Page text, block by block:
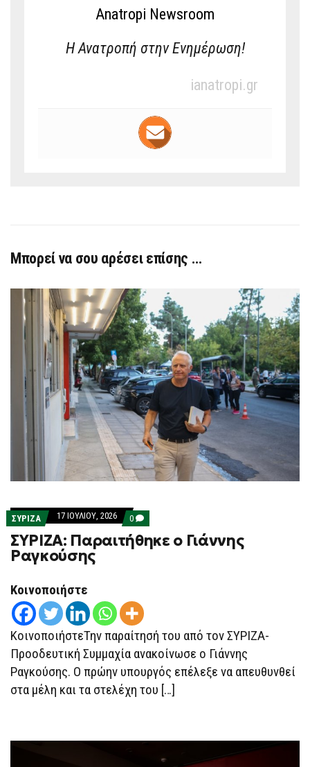
Anatropi Newsroom
Η Ανατροπή στην Ενημέρωση!
ianatropi.gr
Μπορεί να σου αρέσει επίσης …
ΣΥΡΙΖΑ 17 ΙΟΥΛΊΟΥ, 2026 0 COMMENTS
ON
ΣΥΡΙΖΑ:
ΠΑΡΑΙΤΉΘΗΚΕ
ΣΥΡΙΖΑ: Παραιτήθηκε ο Γιάννης
Ραγκούσης
Κοινοποιήστε
ΚοινοποιήστεΤην παραίτησή του από τον ΣΥΡΙΖΑ-
Προοδευτική Συμμαχία ανακοίνωσε ο Γιάννης
Ραγκούσης. Ο πρώην υπουργός επέλεξε να απευθυνθεί
στα μέλη και τα στελέχη του […]